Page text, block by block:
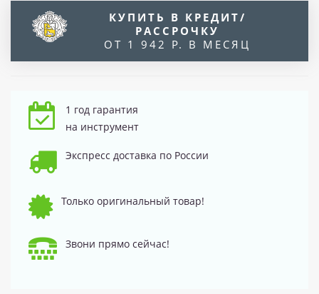
КУПИТЬ В КРЕДИТ/
РАССРОЧКУ
ОТ 1 942 Р. В МЕСЯЦ
1 год гарантия
на инструмент
Экспресс доставка по России
Только оригинальный товар!
Звони прямо сейчас!